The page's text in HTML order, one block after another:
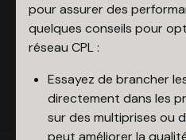
pour assurer des
quelques conseils pour
réseau CPL :
Essayez de brancher
directement dans les
sur des multiprises ou
peut améliorer la